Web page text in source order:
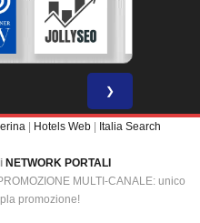
❯
Hotels Web Italia Search
NETWORK PORTALI
MULTI-CANALE: unico
promozione!